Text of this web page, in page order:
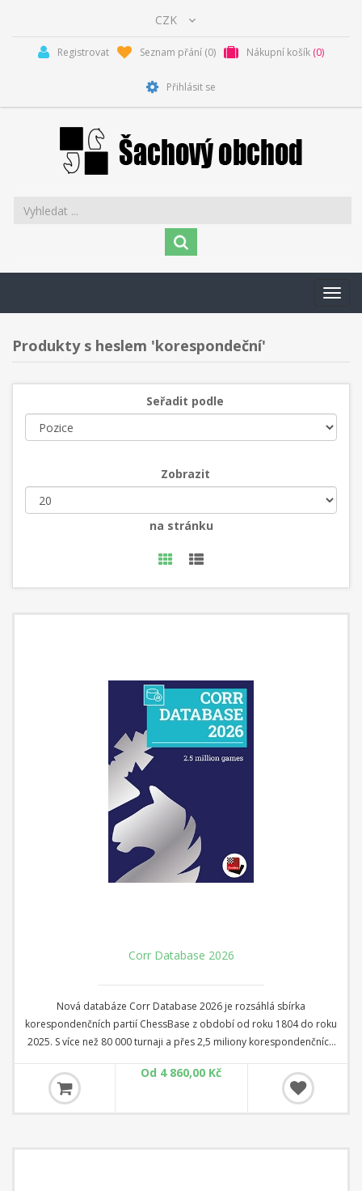
Registrovat Seznam přání (0) Nákupní košík (0)
Přihlásit se
Produkty s heslem 'korespondeční'
Seřadit podle
Zobrazit
na stránku
Corr Database 2026
Nová databáze Corr Database 2026 je rozsáhlá sbírka
korespondenčních partií ChessBase z období od roku 1804 do roku
2025. S více než 80 000 turnaji a přes 2,5 miliony korespondenčních
korespondenčního šachu.
Od 4 860,00 Kč